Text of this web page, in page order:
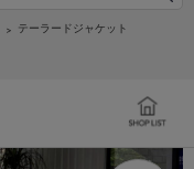
テーラードジャケット